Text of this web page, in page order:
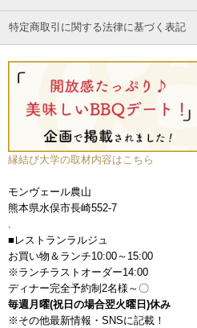
特定商取引に関する法律に基づく表記
縁結び大学の取材内容はこちら
モンヴェール農山
熊本県水俣市長崎552-7
.
■レストランラルジュ
お買い物＆ランチ10:00～15:00
※ランチラストオーダー14:00
ディナー完全予約制2名様～〇
毎週月曜(祝日の場合翌火曜日)休み
※その他最新情報・SNSに記載！